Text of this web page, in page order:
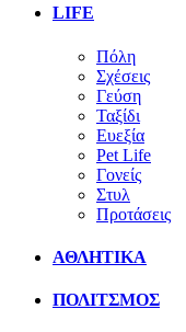
LIFE
Πόλη
Σχέσεις
Γεύση
Ταξίδι
Ευεξία
Pet Life
Γονείς
Στυλ
Προτάσεις
ΑΘΛΗΤΙΚΑ
ΠΟΛΙΤΣΜΟΣ